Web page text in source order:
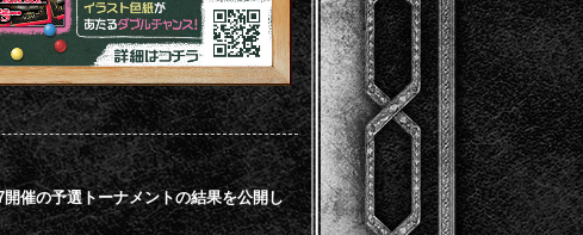
催の予選トーナメントの結果を公開し